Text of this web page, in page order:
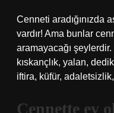
Cenneti aradığınızda
vardır! Ama bunlar
aramayacağı
kıskançlık, yalan,
iftira, küfür,
Cennette ev